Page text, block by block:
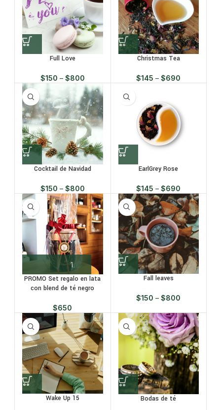
Full Love
$150 – $800
Christmas Tea
$145 –$690
Cocktail de Navidad
$150 – $800
EarlGrey Rose
$145 –$690
PROMO Set regalo en lata
con blend de té negro
$650
Fall leaves
$150 –$800
Wake Up 15 Bodas de té